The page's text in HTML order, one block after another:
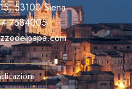
53100 Siena
7684005